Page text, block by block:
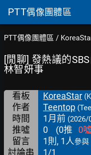
PTT偶像團體區
PTT偶像團體區 /
[閒聊] 發熱議的
林智妍事
看板 KoreaStar
作者 Teentop
時間 1月前 (2026/
推噓 0 (0推 0
留言
1則, 1人參與
討論串 1/1